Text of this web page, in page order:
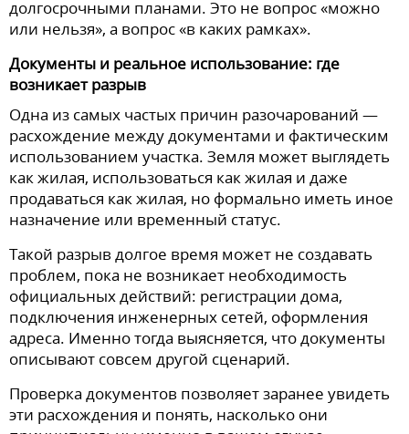
долгосрочными планами. Это не вопрос «можно
или нельзя», а вопрос «в каких рамках».
Документы и реальное использование: где
возникает разрыв
Одна из самых частых причин разочарований —
расхождение между документами и фактическим
использованием участка. Земля может выглядеть
как жилая, использоваться как жилая и даже
продаваться как жилая, но формально иметь иное
назначение или временный статус.
Такой разрыв долгое время может не создавать
проблем, пока не возникает необходимость
официальных действий: регистрации дома,
подключения инженерных сетей, оформления
адреса. Именно тогда выясняется, что документы
описывают совсем другой сценарий.
Проверка документов позволяет заранее увидеть
эти расхождения и понять, насколько они